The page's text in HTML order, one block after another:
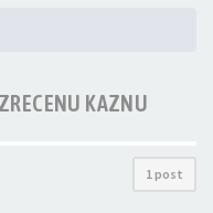
KAZNU
1 post